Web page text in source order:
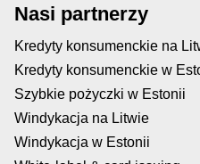
Nasi partnerzy
Kredyty konsumenckie na
Kredyty konsumenckie w
Szybkie pożyczki w Estonii
Windykacja na Litwie
Windykacja w Estonii